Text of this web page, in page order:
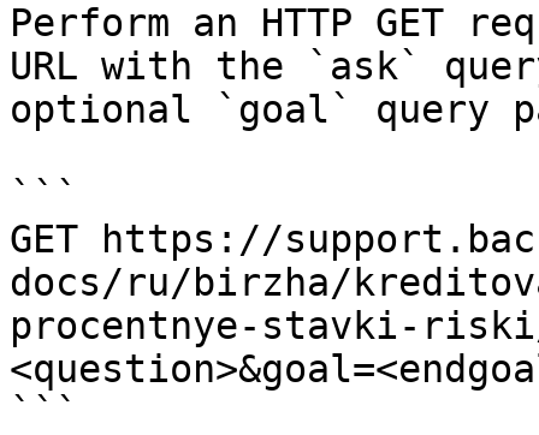
Perform an HTTP GET
URL with the `ask`
optional `goal` query
```
GET https://
docs/ru/birzha/
procentnye-stavki-
```